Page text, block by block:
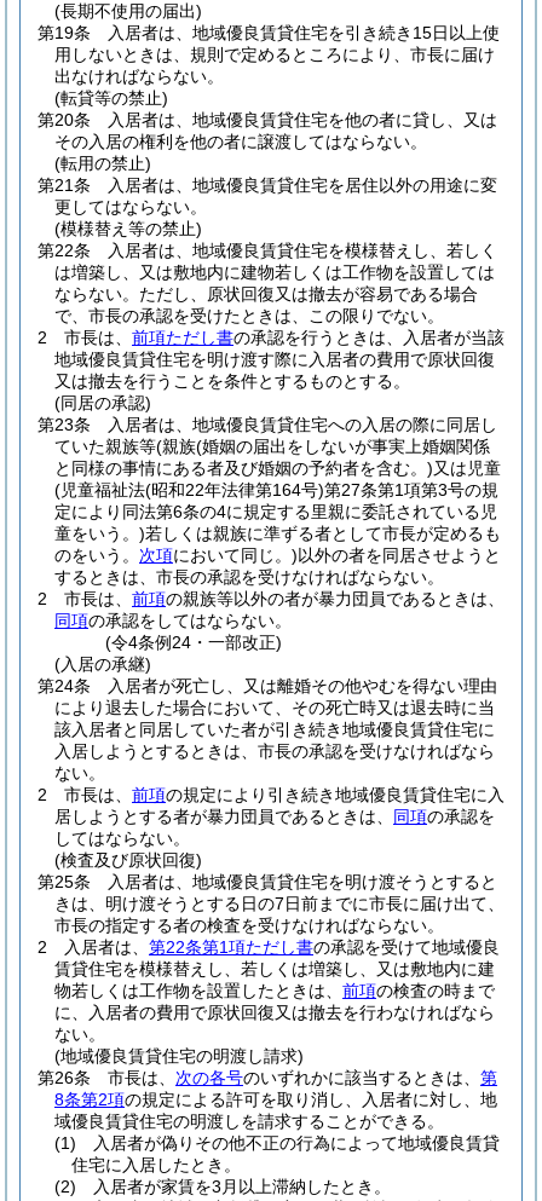
(長期不使用の届出)
第19条
入居者は、地域優良賃貸住宅を引き続き15日以上使
用しないときは、規則で定めるところにより、市長に届け
出なければならない。
(転貸等の禁止)
第20条
入居者は、地域優良賃貸住宅を他の者に貸し、又は
その入居の権利を他の者に譲渡してはならない。
(転用の禁止)
第21条
入居者は、地域優良賃貸住宅を居住以外の用途に変
更してはならない。
(模様替え等の禁止)
第22条
入居者は、地域優良賃貸住宅を模様替えし、若しく
は増築し、又は敷地内に建物若しくは工作物を設置しては
ならない。 ただし、原状回復又は撤去が容易である場合
で、市長の承認を受けたときは、この限りでない。
2
市長は、 前項ただし書の承認を行うときは、入居者が当該
地域優良賃貸住宅を明け渡す際に入居者の費用で原状回復
又は撤去を行うことを条件とするものとする。
(同居の承認)
第23条
入居者は、地域優良賃貸住宅への入居の際に同居し
ていた親族等(親族(婚姻の届出をしないが事実上婚姻関係
と同様の事情にある者及び婚姻の予約者を含む。)又は児童
(児童福祉法(昭和22年法律第164号)第27条第1項第3号の規
定により同法第6条の4に規定する里親に委託されている児
童をいう。)若しくは親族に準ずる者として市長が定めるも
のをいう。 次項において同じ。)以外の者を同居させようと
するときは、市長の承認を受けなければならない。
2
市長は、 前項の親族等以外の者が暴力団員であるときは、
同項の承認をしてはならない。
(令4条例24・一部改正)
(入居の承継)
第24条
入居者が死亡し、又は離婚その他やむを得ない理由
により退去した場合において、その死亡時又は退去時に当
該入居者と同居していた者が引き続き地域優良賃貸住宅に
入居しようとするときは、市長の承認を受けなければなら
ない。
2
市長は、 前項の規定により引き続き地域優良賃貸住宅に入
居しようとする者が暴力団員であるときは、 同項の承認を
してはならない。
(検査及び原状回復)
第25条
入居者は、地域優良賃貸住宅を明け渡そうとすると
きは、明け渡そうとする日の7日前までに市長に届け出て、
市長の指定する者の検査を受けなければならない。
2
入居者は、 第22条第1項ただし書の承認を受けて地域優良
賃貸住宅を模様替えし、若しくは増築し、又は敷地内に建
物若しくは工作物を設置したときは、 前項の検査の時まで
に、入居者の費用で原状回復又は撤去を行わなければなら
ない。
(地域優良賃貸住宅の明渡し請求)
第26条
市長は、 次の各号のいずれかに該当するときは、 第
8条第2項の規定による許可を取り消し、入居者に対し、地
域優良賃貸住宅の明渡しを請求することができる。
(1)
入居者が偽りその他不正の行為によって地域優良賃貸
住宅に入居したとき。
(2)
入居者が家賃を3月以上滞納したとき。